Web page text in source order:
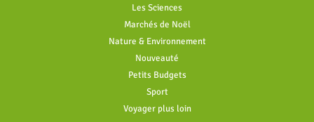
Les Sciences
Marchés de Noël
Nature & Environnement
Nouveauté
Petits Budgets
Sport
Voyager plus loin